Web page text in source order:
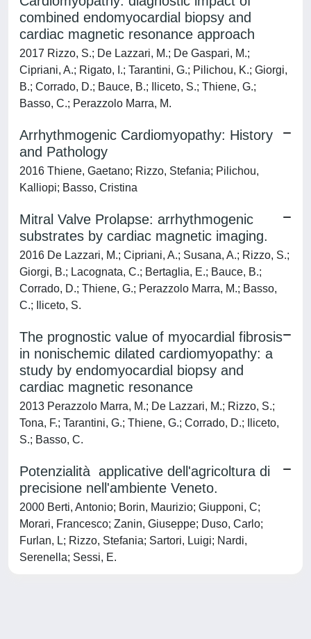
combined endomyocardial biopsy and
cardiac magnetic resonance approach
2017 Rizzo, S.; De Lazzari, M.; De Gaspari, M.;
Cipriani, A.; Rigato, I.; Tarantini, G.; Pilichou, K.; Giorgi,
B.; Corrado, D.; Bauce, B.; Iliceto, S.; Thiene, G.;
Basso, C.; Perazzolo Marra, M.
Arrhythmogenic Cardiomyopathy: History
and Pathology
2016 Thiene, Gaetano; Rizzo, Stefania; Pilichou,
Kalliopi; Basso, Cristina
Mitral Valve Prolapse: arrhythmogenic
substrates by cardiac magnetic imaging.
2016 De Lazzari, M.; Cipriani, A.; Susana, A.; Rizzo, S.;
Giorgi, B.; Lacognata, C.; Bertaglia, E.; Bauce, B.;
Corrado, D.; Thiene, G.; Perazzolo Marra, M.; Basso,
C.; Iliceto, S.
The prognostic value of myocardial fibrosis
in nonischemic dilated cardiomyopathy: a
study by endomyocardial biopsy and
cardiac magnetic resonance
2013 Perazzolo Marra, M.; De Lazzari, M.; Rizzo, S.;
Tona, F.; Tarantini, G.; Thiene, G.; Corrado, D.; Iliceto,
S.; Basso, C.
Potenzialità applicative dell'agricoltura di
precisione nell'ambiente Veneto.
2000 Berti, Antonio; Borin, Maurizio; Giupponi, C;
Morari, Francesco; Zanin, Giuseppe; Duso, Carlo;
Furlan, L; Rizzo, Stefania; Sartori, Luigi; Nardi,
Serenella; Sessi, E.